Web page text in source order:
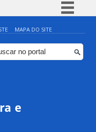
Simplifique!
Comunica BR
Participe
MAPA DO SITE
e